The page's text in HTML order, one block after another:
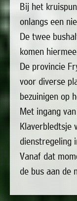
Bij het
onlangs een
De twee
komen
De provincie
voor diverse
bezuinigen op
Met ingang
Klaverbledtsje
dienstregeling
Vanaf dat
de bus aan de
»
»
Bedrijven
Plaatselijk
belang
Informatie
't
Trefpunt
bestuur
uit
de
volgende
personen:
Voorzitter
vacant
Secretaris
Michiel
Modderman
vacant
Algemeen
lid
Anco
Hoen
Algemeen
Ids
de